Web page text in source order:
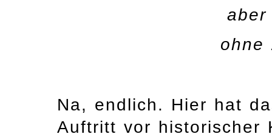
aber
ohne
Na, endlich. Hier hat
Auftritt vor historischer